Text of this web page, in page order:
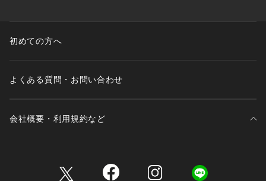
初めての方へ
よくある質問・お問い合わせ
会社概要・利用規約など